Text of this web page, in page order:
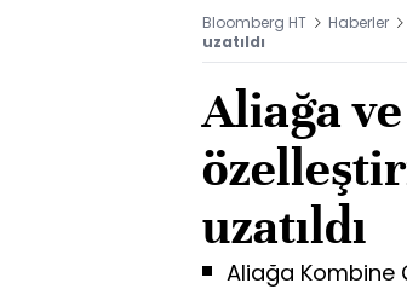
Bloomberg HT Haberler
uzatıldı
Aliağa
uzatıldı
Aliağa Kombine